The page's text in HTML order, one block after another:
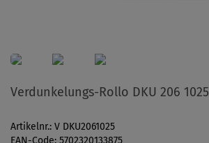
Verdunkelungs-Rollo DKU 206 1025
Artikelnr.: V DKU2061025
EAN-Code: 5702320133875